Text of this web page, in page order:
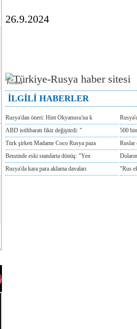
26.9.2024
Реклама
İLGİLİ HABERLER
Rusya'dan öneri: Hint Okyanusu'na k
ABD istihbaratı fikir değiştirdi: "
500
Türk şirketi Madame Coco Rusya paza
Ruslar
Benzinde eski standarta dönüş: "Yen
Rusya'da kara para aklama davaları
"Rus